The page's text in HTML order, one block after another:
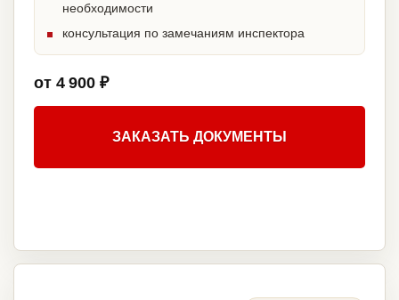
необходимости
консультация по замечаниям инспектора
от 4 900 ₽
ЗАКАЗАТЬ ДОКУМЕНТЫ